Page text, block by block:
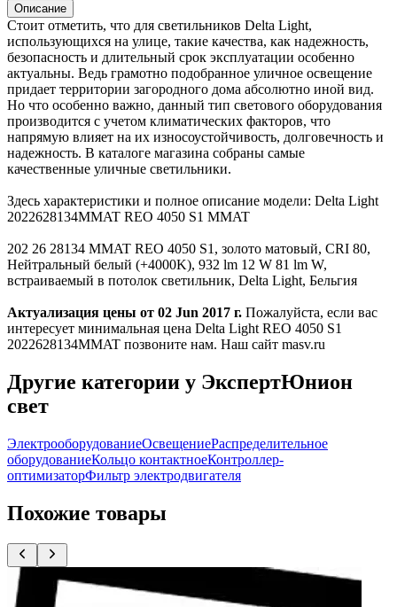
Описание
Стоит отметить, что для светильников Delta Light,
использующихся на улице, такие качества, как надежность,
безопасность и длительный срок эксплуатации особенно
актуальны. Ведь грамотно подобранное уличное освещение
придает территории загородного дома абсолютно иной вид.
Но что особенно важно, данный тип светового оборудования
производится с учетом климатических факторов, что
напрямую влияет на их износоустойчивость, долговечность и
надежность. В каталоге магазина собраны самые
качественные уличные светильники.
Здесь характеристики и полное описание модели: Delta Light
2022628134MMAT REO 4050 S1 MMAT
202 26 28134 MMAT REO 4050 S1, золото матовый, CRI 80,
Нейтральный белый (+4000K), 932 lm 12 W 81 lm W,
встраиваемый в потолок светильник, Delta Light, Бельгия
Актуализация цены от 02 Jun 2017 г. Пожалуйста, если вас
интересует минимальная цена Delta Light REO 4050 S1
2022628134MMAT позвоните нам. Наш сайт masv.ru
Другие категории у ЭкспертЮнион
свет
ЭлектрооборудованиеОсвещениеРаспределительное
оборудованиеКольцо контактноеКонтроллер-
оптимизаторФильтр электродвигателя
Похожие товары